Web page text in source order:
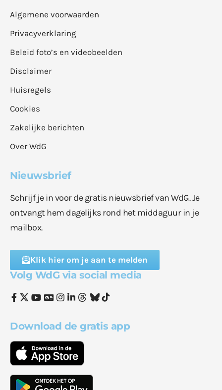
Algemene voorwaarden
Privacyverklaring
Beleid foto’s en videobeelden
Disclaimer
Huisregels
Cookies
Zakelijke berichten
Over WdG
Nieuwsbrief
Schrijf je in voor de gratis nieuwsbrief van WdG. Je
ontvangt hem dagelijks rond het middaguur in je
mailbox.
Klik hier om je aan te melden
Volg WdG via social media
Download de gratis app